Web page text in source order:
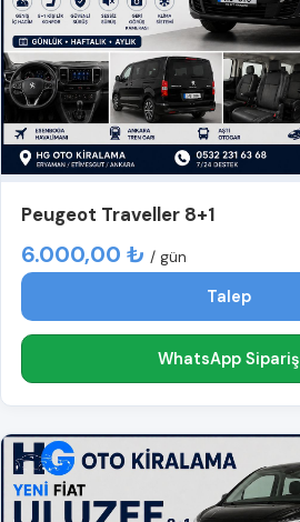
Peugeot Traveller 8+1
6.000,00 ₺ / gün
Talep
WhatsApp Sipariş